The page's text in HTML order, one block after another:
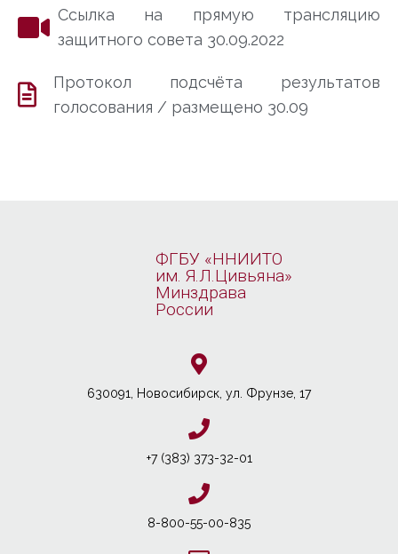
Ссылка на прямую трансляцию
защитного совета 30.09.2022
Протокол подсчёта результатов
голосования / размещено 30.09
ФГБУ «ННИИТО
им. Я.Л.Цивьяна»
Минздрава
России
630091, Новосибирcк, ул. Фрунзе, 17
+7 (383) 373-32-01
8-800-55-00-835